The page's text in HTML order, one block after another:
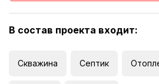
В состав проекта входит:
Скважина Септик